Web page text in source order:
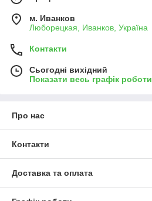
м. Иванков
Люборецкая, Иванков, Україна
Контакти
Сьогодні вихідний
Показати весь графік роботи
Про нас
Контакти
Доставка та оплата